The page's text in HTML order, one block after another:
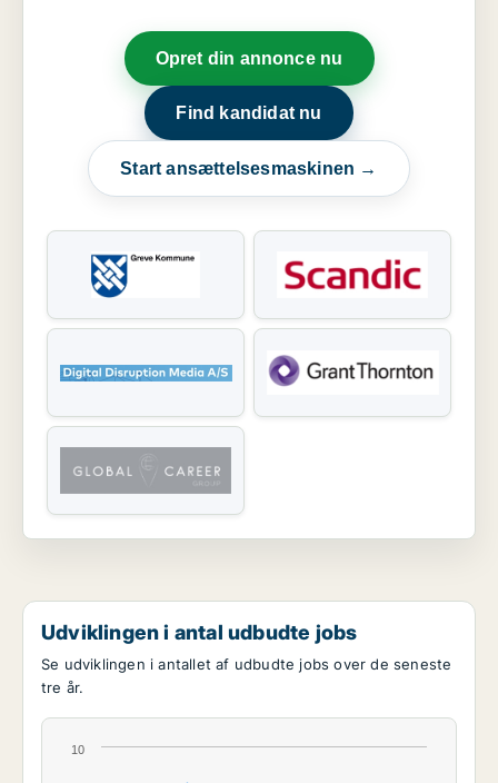
Opret din annonce nu
Find kandidat nu
Start ansættelsesmaskinen →
Udviklingen i antal udbudte jobs
Se udviklingen i antallet af udbudte jobs over de seneste
tre år.
10